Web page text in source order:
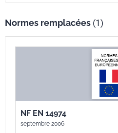
Normes remplacées (1)
NF EN 14974
septembre 2006